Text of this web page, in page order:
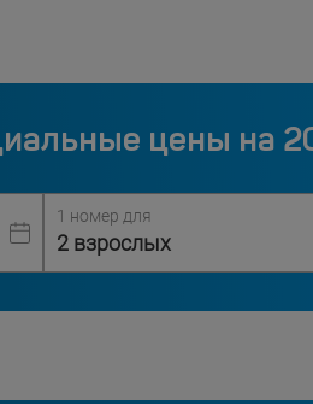
цены на
1 номер для
2 взрослых